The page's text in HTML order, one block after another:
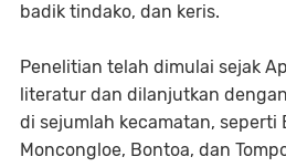
badik tindako, dan keris.
Penelitian telah dimulai sejak
literatur dan dilanjutkan
di sejumlah kecamatan, seperti
Moncongloe, Bontoa, dan